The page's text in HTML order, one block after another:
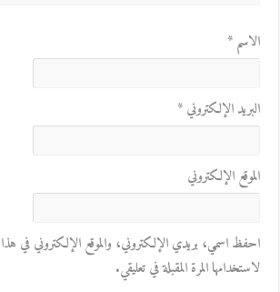
الاسم*
البريد الإلكتروني*
الموقع الإلكتروني
احفظ اسمي، بريدي الإلكتروني، والموقع الإلكتروني في
لاستخدامها المرة المقبلة في تعليقي.